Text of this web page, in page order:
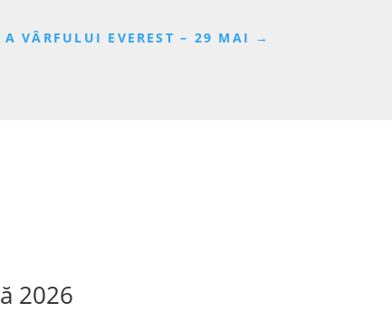
VÂRFULUI EVEREST – 29 MAI →
2026